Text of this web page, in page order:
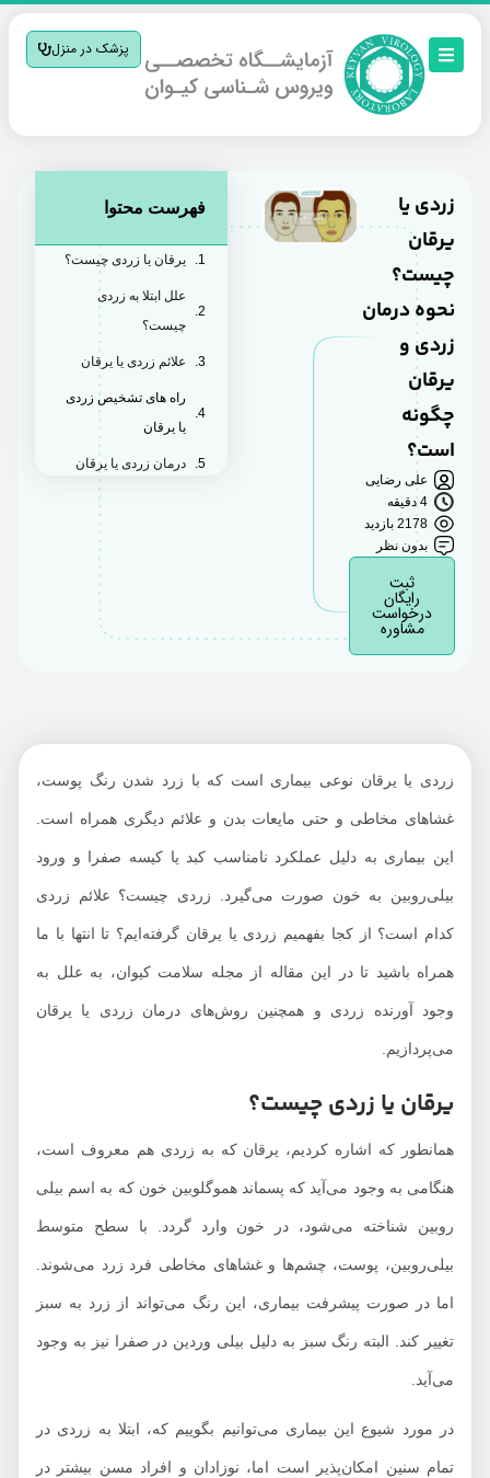
پزشک در منزل
زردی یا
یرقان
چیست؟
نحوه درمان
زردی و
یرقان
چگونه
است؟
علی رضایی
4 دقیقه
2178 بازدید
بدون نظر
رایگان
درخواست
مشاوره
فهرست محتوا
یرقان یا زردی چیست؟
علل ابتلا به زردی
چیست؟
علائم زردی یا یرقان
راه های تشخیص زردی
یا یرقان
درمان زردی یا یرقان
زردی یا یرقان نوعی بیماری است که با زرد شدن رنگ پوست،
غشاهای مخاطی و حتی مایعات بدن و علائم دیگری همراه است.
این بیماری به دلیل عملکرد نامناسب کبد یا کیسه صفرا و ورود
بیلی‌روبین به خون صورت می‌گیرد. زردی چیست؟ علائم زردی
کدام است؟ از کجا بفهمیم زردی یا یرقان گرفته‌ایم؟ تا انتها با ما
همراه باشید تا در این مقاله از مجله سلامت کیوان، به علل به
وجود آورنده زردی و همچنین روش‌های درمان زردی یا یرقان
می‌پردازیم.
یرقان یا زردی چیست؟
همانطور که اشاره کردیم، یرقان که به زردی هم معروف است،
هنگامی به وجود می‌آید که پسماند هموگلوبین خون که به اسم بیلی
روبین شناخته می‌شود، در خون وارد گردد. با سطح متوسط
بیلی‌روبین، پوست، چشم‌ها و غشاهای مخاطی فرد زرد می‌شوند.
اما در صورت پیشرفت بیماری، این رنگ می‌تواند از زرد به سبز
تغییر کند. البته رنگ سبز به دلیل بیلی وردین در صفرا نیز به وجود
می‌آید.
در مورد شیوع این بیماری می‌توانیم بگوییم که، ابتلا به زردی در
تمام سنین امکان‌پذیر است اما، نوزادان و افراد مسن بیشتر در